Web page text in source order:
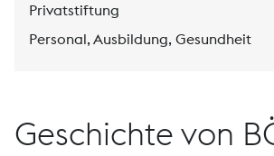
Privatstiftung
Personal, Ausbildung, Gesundheit
Geschichte von